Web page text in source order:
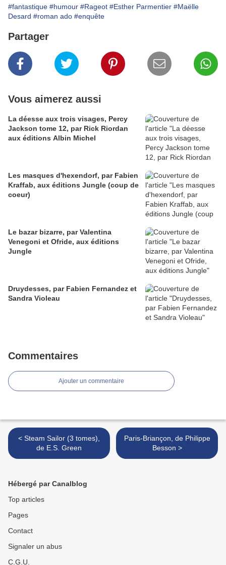
#fantastique #humour #Rageot #Esther Parmentier #Maëlle
Desard #roman ado #enquête
Partager
Vous aimerez aussi
La déesse aux trois visages, Percy
Jackson tome 12, par Rick Riordan
aux éditions Albin Michel
Les masques d'hexendorf, par Fabien
Kraffab, aux éditions Jungle (coup de
coeur)
Le bazar bizarre, par Valentina
Venegoni et Ofride, aux éditions
Jungle
Druydesses, par Fabien Fernandez et
Sandra Violeau
Commentaires
Ajouter un commentaire
< Steam Sailor (3 tomes),
de E.S. Green
Paris-Briançon, de Philippe
Besson >
Hébergé par Canalblog
Top articles
Pages
Contact
Signaler un abus
C.G.U.